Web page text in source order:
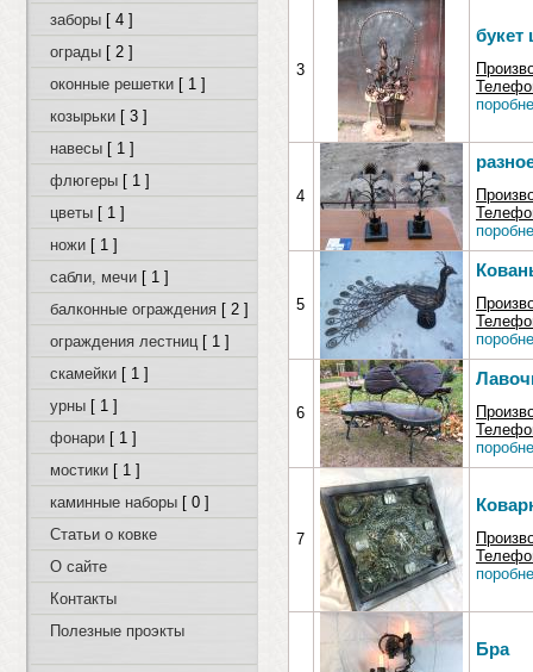
заборы [ 4 ]
ограды [ 2 ]
оконные решетки [ 1 ]
козырьки [ 3 ]
навесы [ 1 ]
флюгеры [ 1 ]
цветы [ 1 ]
ножи [ 1 ]
сабли, мечи [ 1 ]
балконные ограждения [ 2 ]
ограждения лестниц [ 1 ]
скамейки [ 1 ]
урны [ 1 ]
фонари [ 1 ]
мостики [ 1 ]
каминные наборы [ 0 ]
Статьи о ковке
О сайте
Контакты
Полезные проэкты
3
букет
4
5
6
7
Бра